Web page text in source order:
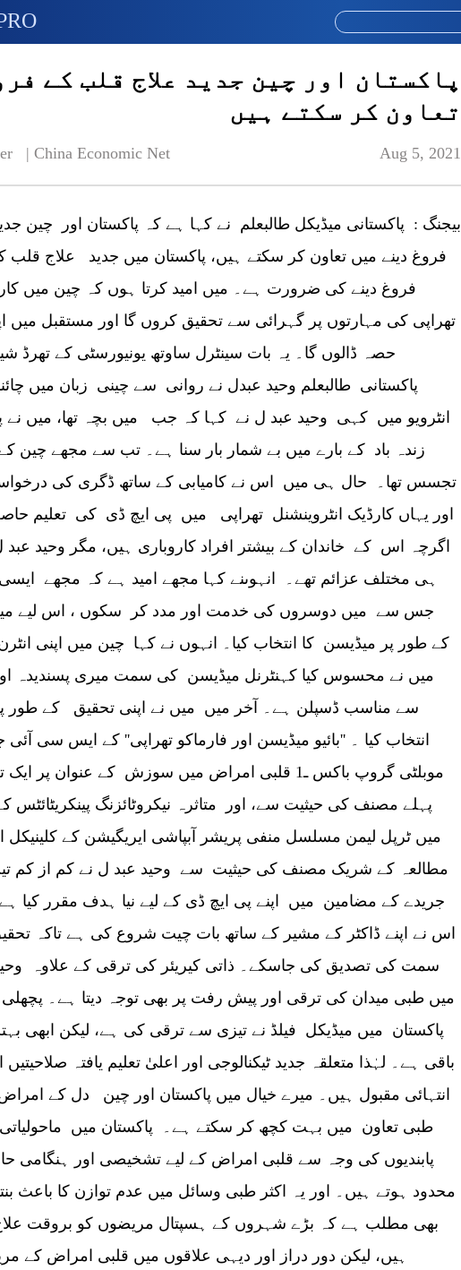
پاکستان اور چین جدید علاج قلب کے
تعاون کر سکتے ہیں
| China Economic Net Aug 5, 2021
بیجنگ : پاکستانی میڈیکل طالبعلم نے کہا ہے کہ پاکستان اور چین
فروغ دینے میں تعاون کر سکتے ہیں، پاکستان میں جدید علاج قلب
فروغ دینے کی ضرورت ہے۔ میں امید کرتا ہوں کہ چین میں
تھراپی کی مہارتوں پر گہرائی سے تحقیق کروں گا اور مستقبل میں
حصہ ڈالوں گا۔ یہ بات سینٹرل ساوتھ یونیورسٹی کے تھرڈ
پاکستانی طالبعلم وحید عبدل نے روانی سے چینی زبان میں
انٹرویو میں کہی وحید عبد ل نے کہا کہ جب میں بچہ تھا، میں
زندہ باد کے بارے میں بے شمار بار سنا ہے۔ تب سے مجھے چین
تجسس تھا۔ حال ہی میں اس نے کامیابی کے ساتھ ڈگری کی
اور یہاں کارڈیک انٹروینشنل تھراپی میں پی ایچ ڈی کی تعلیم
اگرچہ اس کے خاندان کے بیشتر افراد کاروباری ہیں، مگر وحید
ہی مختلف عزائم تھے۔ انہوںنے کہا مجھے امید ہے کہ مجھے
جس سے میں دوسروں کی خدمت اور مدد کر سکوں ، اس لیے میں
کے طور پر میڈیسن کا انتخاب کیا۔ انہوں نے کہا چین میں اپنی
میں نے محسوس کیا کہنٹرنل میڈیسن کی سمت میری پسندیدہ
سے مناسب ڈسپلن ہے۔ آخر میں میں نے اپنی تحقیق کے طور پر
انتخاب کیا ۔ ''بائیو میڈیسن اور فارماکو تھراپی'' کے ایس سی
موبلٹی گروپ باکس ـ1 قلبی امراض میں سوزش کے عنوان پر
پہلے مصنف کی حیثیت سے، اور متاثرہ نیکروٹائزنگ پینکریٹائٹس
میں ٹرپل لیمن مسلسل منفی پریشر آبپاشی ایریگیشن کے
مطالعہ کے شریک مصنف کی حیثیت سے وحید عبد ل نے کم از کم
جریدے کے مضامین میں اپنے پی ایچ ڈی کے لیے نیا ہدف مقرر کیا
اس نے اپنے ڈاکٹر کے مشیر کے ساتھ بات چیت شروع کی ہے تاکہ
سمت کی تصدیق کی جاسکے۔ ذاتی کیریئر کی ترقی کے علاوہ
میں طبی میدان کی ترقی اور پیش رفت پر بھی توجہ دیتا ہے۔ پچھلی
پاکستان میں میڈیکل فیلڈ نے تیزی سے ترقی کی ہے، لیکن ابھی
باقی ہے۔ لہٰذا متعلقہ جدید ٹیکنالوجی اور اعلیٰ تعلیم یافتہ
انتہائی مقبول ہیں۔ میرے خیال میں پاکستان اور چین دل کے
طبی تعاون میں بہت کچھ کر سکتے ہے۔ پاکستان میں ماحولیاتی
پابندیوں کی وجہ سے قلبی امراض کے لیے تشخیصی اور ہنگامی
محدود ہوتے ہیں۔ اور یہ اکثر طبی وسائل میں عدم توازن کا باعث
بھی مطلب ہے کہ بڑے شہروں کے ہسپتال مریضوں کو بروقت
ہیں، لیکن دور دراز اور دیہی علاقوں میں قلبی امراض کے